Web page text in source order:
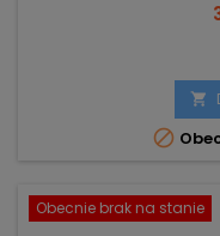


Obecnie brak na stanie